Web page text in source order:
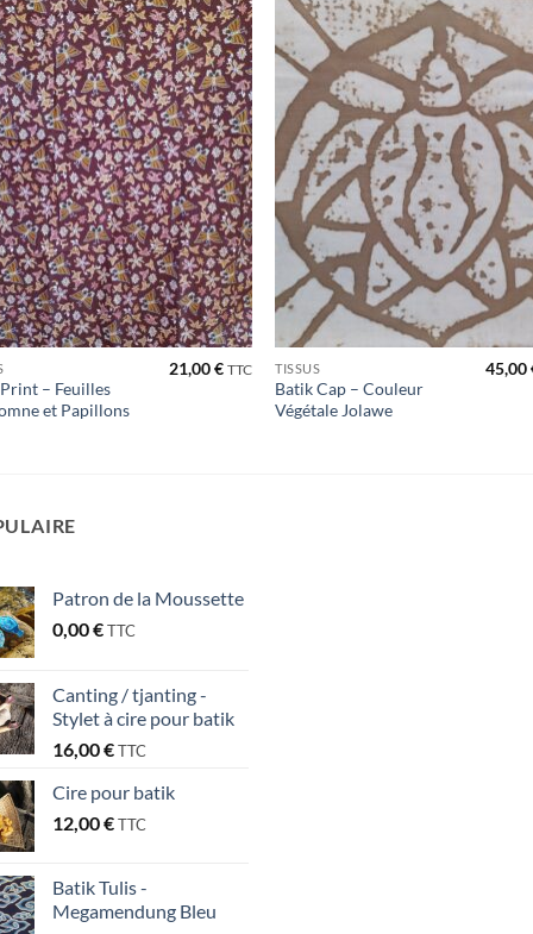
Ajouter
à la liste
de
souhaits
– Feuilles
et Papillons
21,00€ TTC
à la
TISSUS
Batik Cap – Couleur
Végétale Jolawe
45,00
Patron de la Moussette
0,00€TTC
Canting / tjanting -
Stylet à cire pour batik
16,00€TTC
Cire pour batik
12,00€TTC
Batik Tulis -
Megamendung Bleu